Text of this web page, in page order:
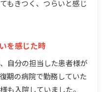
もきつく、つらいと感じ
を感じた時
自分の担当した患者様が
期の病院で勤務していた
も入院していました。